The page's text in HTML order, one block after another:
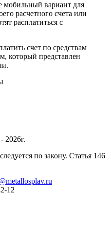
мобильный вариант для
расчетного счета или
расплатиться с
счет по средствам
который представлен
2026г.
по закону. Статья 146
12